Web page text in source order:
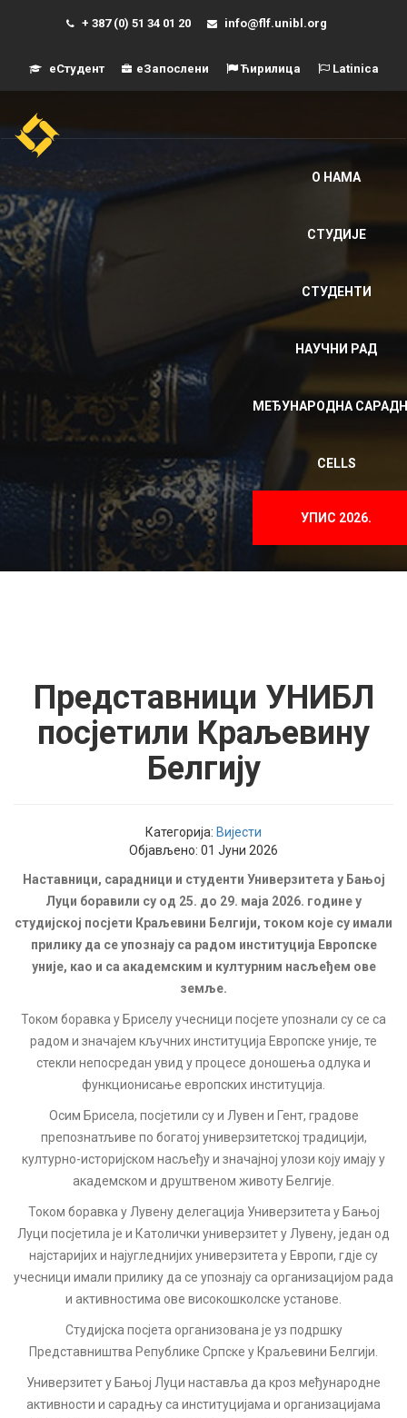
+ 387 (0) 51 34 01 20 info@flf.unibl.org
еСтудент еЗапослени Ћирилица Latinica
О НАМА
СТУДИЈЕ
СТУДЕНТИ
НАУЧНИ РАД
МЕЂУНАРОДНА
CELLS
УПИС 2026.
Представници УНИБЛ
посјетили Краљевину
Белгију
Категорија: Вијести
Објављено: 01 Јуни 2026
Наставници, сарадници и студенти Универзитета у Бањој
Луци боравили су од 25. до 29. маја 2026. године у
студијској посјети Краљевини Белгији, током које су имали
прилику да се упознају са радом институција Европске
уније, као и са академским и културним насљеђем ове
земље.
Током боравка у Бриселу учесници посјете упознали су се са
радом и значајем кључних институција Европске уније, те
стекли непосредан увид у процесе доношења одлука и
функционисање европских институција.
Осим Брисела, посјетили су и Лувен и Гент, градове
препознатљиве по богатој универзитетској традицији,
културно-историјском насљеђу и значајној улози коју имају у
академском и друштвеном животу Белгије.
Током боравка у Лувену делегација Универзитета у Бањој
Луци посјетила је и Католички универзитет у Лувену, један од
најстаријих и најугледнијих универзитета у Европи, гдје су
учесници имали прилику да се упознају са организацијом рада
и активностима ове високошколске установе.
Студијска посјета организована је уз подршку
Представништва Републике Српске у Краљевини Белгији.
Универзитет у Бањој Луци наставља да кроз међународне
активности и сарадњу са институцијама и организацијама